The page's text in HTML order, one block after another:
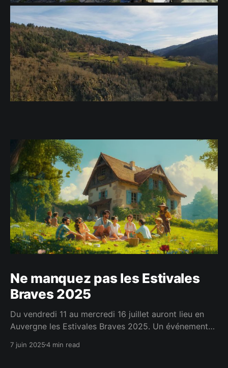
Ne manquez pas les Estivales
Braves 2025
Du vendredi 11 au mercredi 16 juillet auront lieu en
Auvergne les Estivales Braves 2025. Un événement
conviviaux et fraternels. C'est en se rencontrant
7 juin 20254 min read